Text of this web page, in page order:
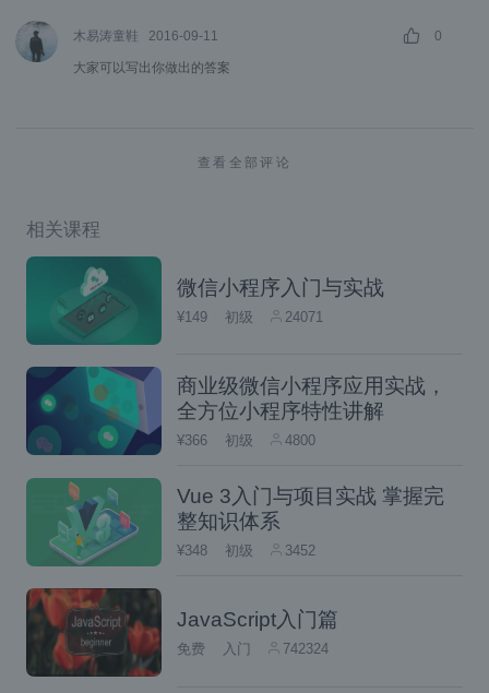
木易涛童鞋 2016-09-11 0
大家可以写出你做出的答案
查看全部评论
相关课程
微信小程序入门与实战
¥149 初级 24071
商业级微信小程序应用实战，
全方位小程序特性讲解
¥366 初级 4800
Vue 3入门与项目实战 掌握完
整知识体系
¥348 初级 3452
JavaScript入门篇
免费 入门 742324